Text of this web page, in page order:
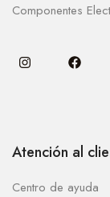
Componentes
Atención al
Centro de ayuda